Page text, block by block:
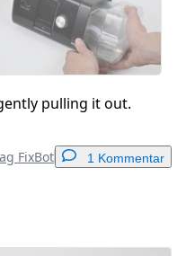
pulling it out.
FixBot 1 Kommentar